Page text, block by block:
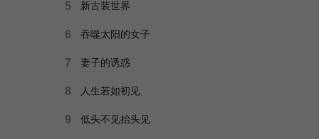
5 新古装世界
6 吞噬太阳的女子
7 妻子的诱惑
8 人生若如初见
9 低头不见抬头见